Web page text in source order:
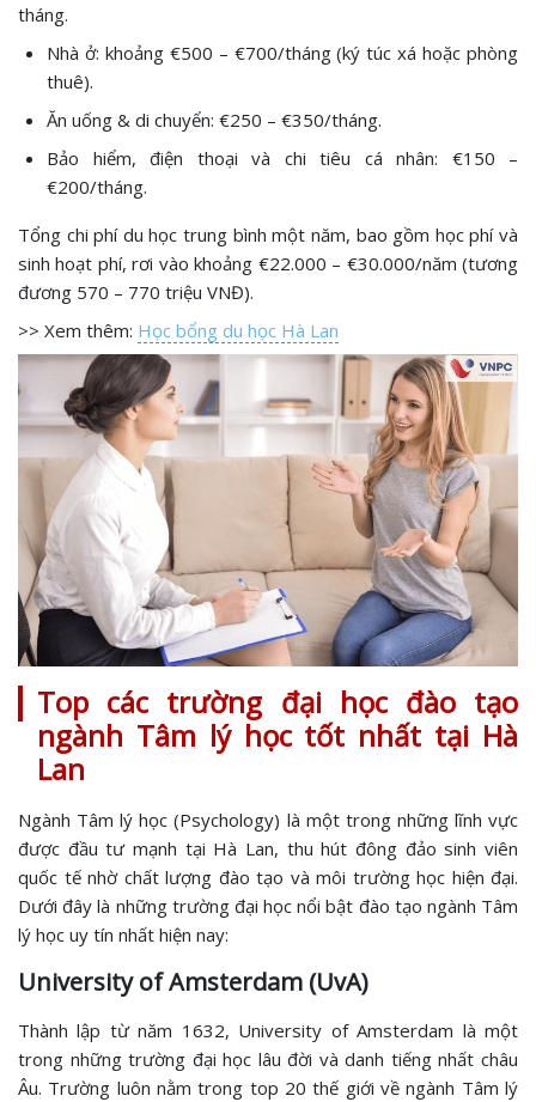
tháng.
Nhà ở: khoảng €500 – €700/tháng (ký túc xá hoặc phòng
thuê).
Ăn uống & di chuyển: €250 – €350/tháng.
Bảo hiểm, điện thoại và chi tiêu cá nhân: €150 –
€200/tháng.
Tổng chi phí du học trung bình một năm, bao gồm học phí và
sinh hoạt phí, rơi vào khoảng €22.000 – €30.000/năm (tương
đương 570 – 770 triệu VNĐ).
>> Xem thêm: Học bổng du học Hà Lan
Top các trường đại học đào tạo
ngành Tâm lý học tốt nhất tại Hà
Lan
Ngành Tâm lý học (Psychology) là một trong những lĩnh vực
được đầu tư mạnh tại Hà Lan, thu hút đông đảo sinh viên
quốc tế nhờ chất lượng đào tạo và môi trường học hiện đại.
Dưới đây là những trường đại học nổi bật đào tạo ngành Tâm
lý học uy tín nhất hiện nay:
University of Amsterdam (UvA)
Thành lập từ năm 1632, University of Amsterdam là một
trong những trường đại học lâu đời và danh tiếng nhất châu
Âu. Trường luôn nằm trong top 20 thế giới về ngành Tâm lý